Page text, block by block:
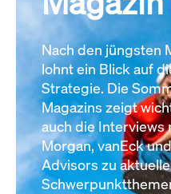
Nach den jüngsten
lohnt ein Blick auf
Strategie. Die
Magazins zeigt
auch die Interviews
Morgan, vanEck
Advisors zu